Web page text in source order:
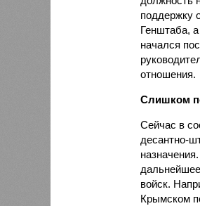
поддержку
Генштаба,
начался
отношения.
Слишком
Сейчас в
десантно-
войск.
Крымском